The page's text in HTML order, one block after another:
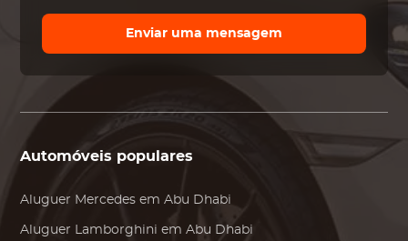
Enviar uma mensagem
Automóveis populares
Aluguer Mercedes em Abu Dhabi
Aluguer Lamborghini em Abu Dhabi